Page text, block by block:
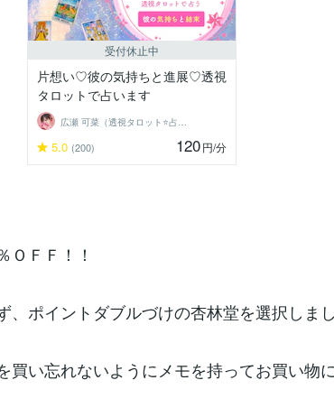
受付休止中
片想い♡彼の気持ちと進展♡透視
タロットで占います
広瀬 可菜（透視タロット⭐占い師）
5.0 (200) 120円/分
ＯＦＦ！！
、ポイントダブルづけの杏林堂を選択しま
買い忘れないようにメモを持ってお買い物